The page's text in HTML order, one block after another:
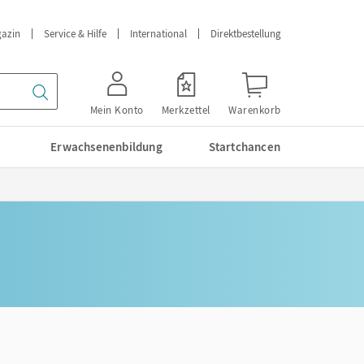
Service & Hilfe International Direktbestellung
Mein Konto Merkzettel Warenkorb
Erwachsenenbildung Startchancen